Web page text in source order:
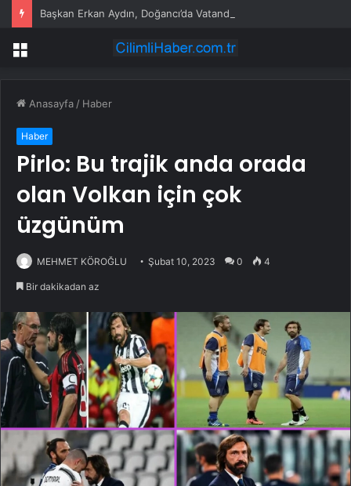
Menü
Anasayfa / Haber
Haber
Pirlo: Bu trajik anda orada
olan Volkan için çok
üzgünüm
MEHMET KÖROĞLU Şubat 10, 2023 0 4
Bir dakikadan az